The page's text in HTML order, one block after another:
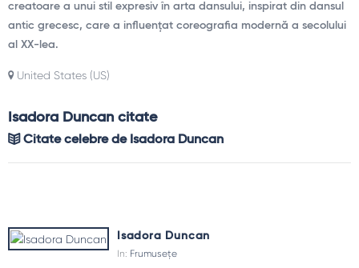
creatoare a unui stil expresiv în arta dansului, inspirat din dansul
antic grecesc, care a influențat coreografia modernă a secolului
al XX-lea.
United States (US)
Isadora Duncan citate
Citate celebre de Isadora Duncan
Isadora Duncan
In: Frumusețe